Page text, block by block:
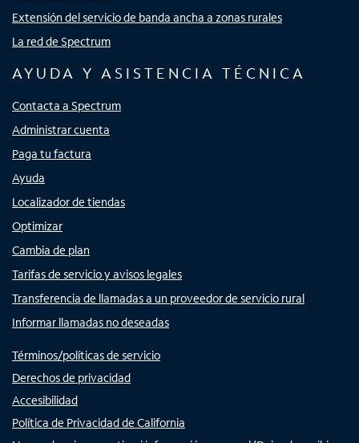
Extensión del servicio de banda ancha a zonas rurales
La red de Spectrum
AYUDA Y ASISTENCIA TÉCNICA
Contacta a Spectrum
Administrar cuenta
Paga tu factura
Ayuda
Localizador de tiendas
Optimizar
Cambia de plan
Tarifas de servicio y avisos legales
Transferencia de llamadas a un proveedor de servicio rural
Informar llamadas no deseadas
Términos/políticas de servicio
Derechos de privacidad
Accesibilidad
Política de Privacidad de California